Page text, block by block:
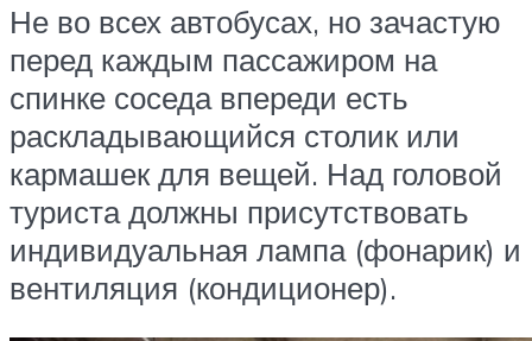
Не во всех автобусах, но зачастую
перед каждым пассажиром на
спинке соседа впереди есть
раскладывающийся столик или
кармашек для вещей. Над головой
туриста должны присутствовать
индивидуальная лампа (фонарик) и
вентиляция (кондиционер).